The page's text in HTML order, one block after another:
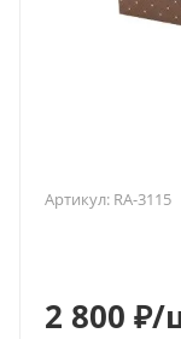
Артикул: RA-3115
2 800 ₽/